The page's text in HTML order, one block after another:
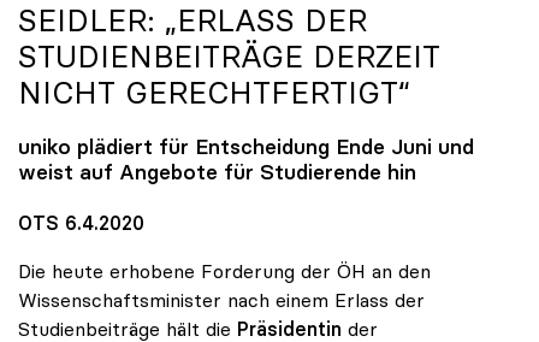
SEIDLER: „ERLASS DER
STUDIENBEITRÄGE DERZEIT
NICHT GERECHTFERTIGT“
uniko plädiert für Entscheidung Ende Juni und
weist auf Angebote für Studierende hin
OTS 6.4.2020
Die heute erhobene Forderung der ÖH an den
Wissenschaftsminister nach einem Erlass der
Studienbeiträge hält die Präsidentin der